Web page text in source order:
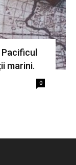
marini.
0